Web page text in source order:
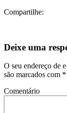
Compartilhe:
Deixe uma
O seu endereço de
são marcados com *
Comentário